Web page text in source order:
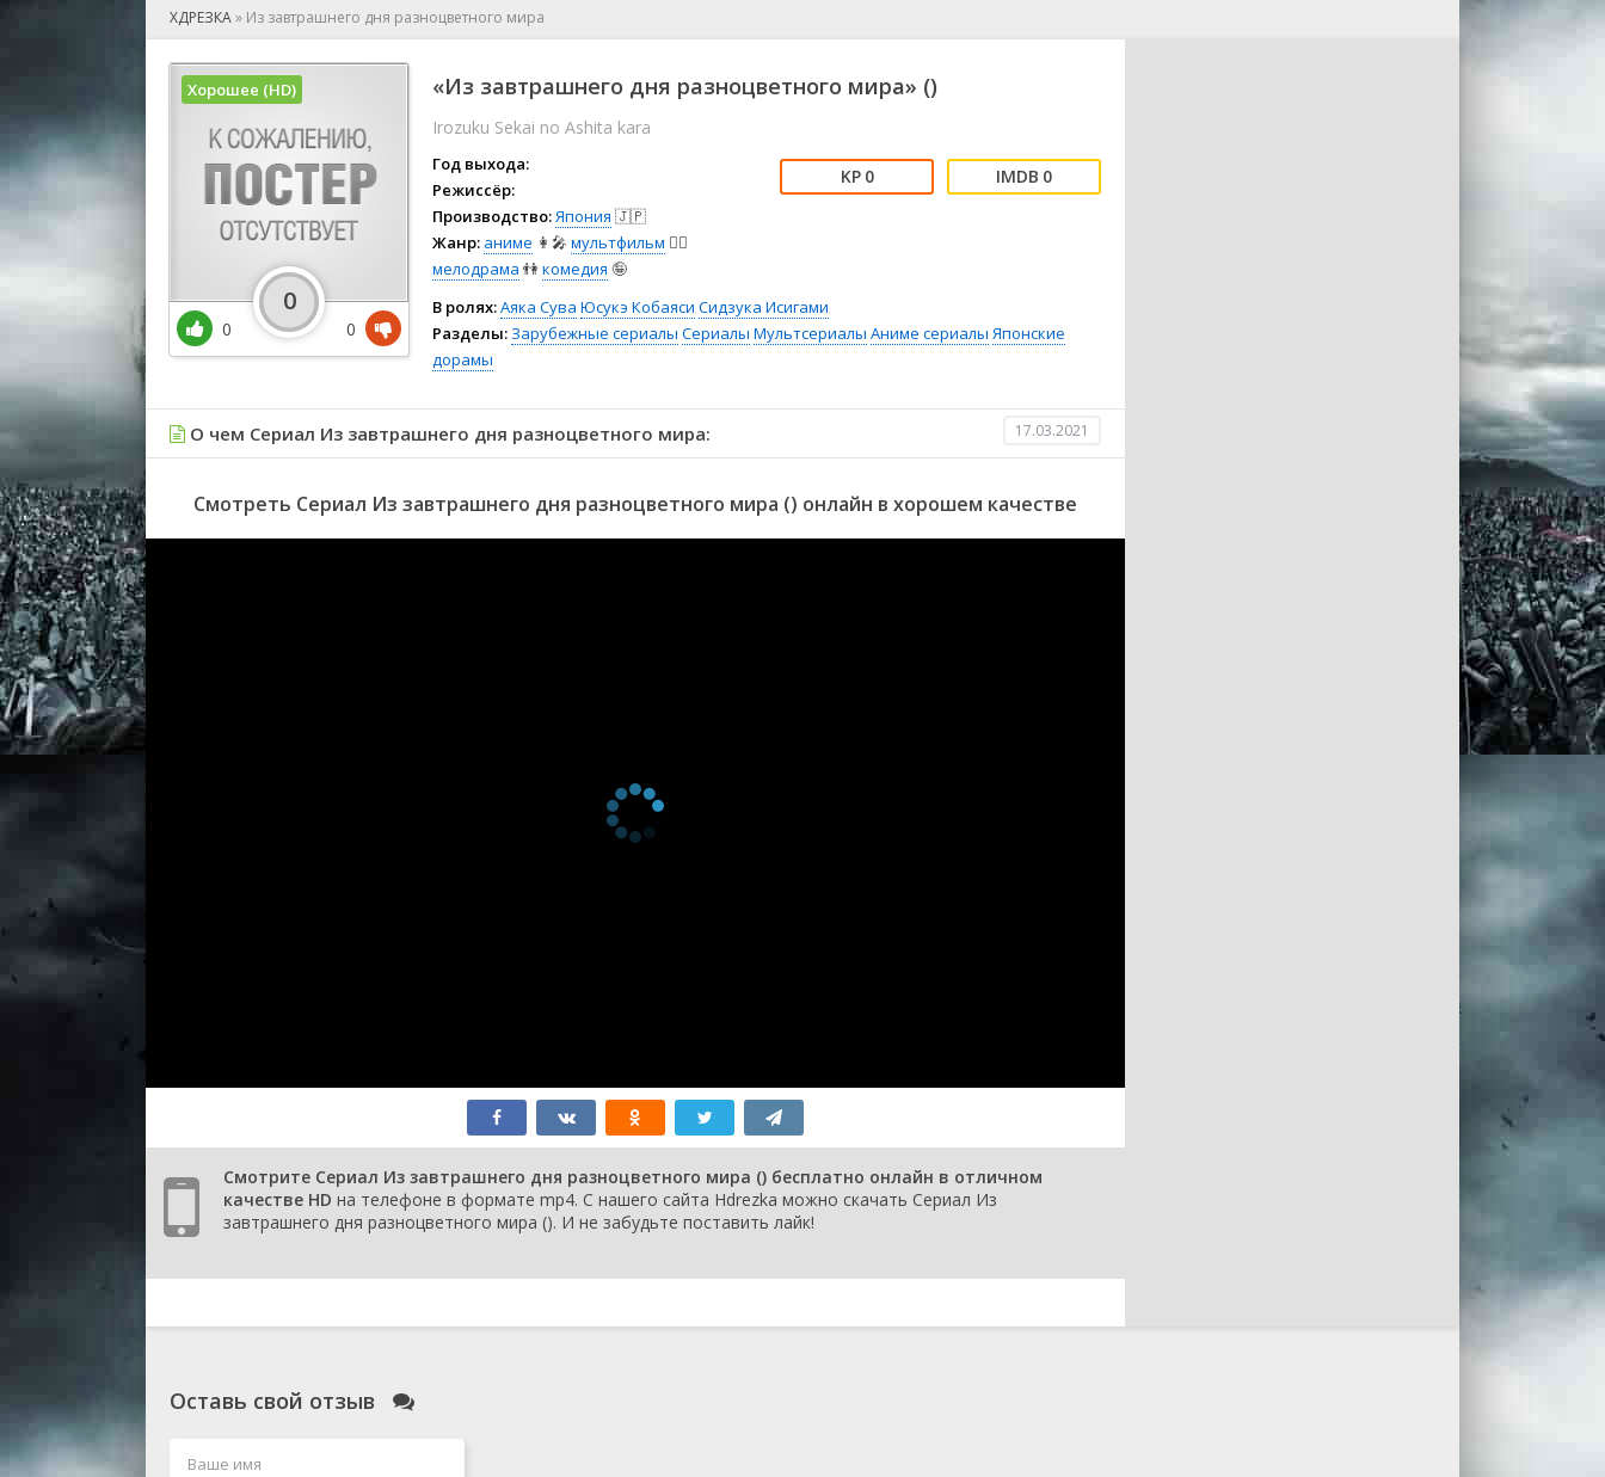
🕺 Мюзикл
👨‍💼 Новости
🎒 Приключения
👨‍💻 Реальное тв
🎤 Ток-шоу
😱 Ужасы
🧙‍♀️ Фантастика
🤠 Фильм-нуар
🧝‍♂️ Фэнтези
🏅 Церемония
ХДРЕЗКА» Из завтрашнего дня разноцветного мира
«Из завтрашнего дня разноцветного мира» ()
Irozuku Sekai no Ashita kara
Год выхода:
Режиссёр:
Производство:Япония 🇯🇵
Жанр: аниме 👩‍🎤 мультфильм 🧚‍♀️
мелодрама 👫комедия 🤪
0 0
В ролях:Аяка Сува Юсукэ Кобаяси Сидзука Исигами
Разделы: Зарубежные сериалы Сериалы Мультсериалы Аниме сериалы Японские
дорамы
Хорошее (HD)
0
0
0
О чем Сериал Из завтрашнего дня разноцветного мира: 17.03.2021
Смотреть Сериал Из завтрашнего дня разноцветного мира () онлайн в хорошем качестве
Смотрите Сериал Из завтрашнего дня разноцветного мира () бесплатно онлайн в отличном
качестве HD на телефоне в формате mp4. С нашего сайта Hdrezka можно скачать Сериал Из
завтрашнего дня разноцветного мира (). И не забудьте поставить лайк!
Оставь свой отзыв